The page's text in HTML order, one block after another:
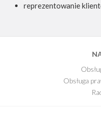
reprezentowanie
Obsługa